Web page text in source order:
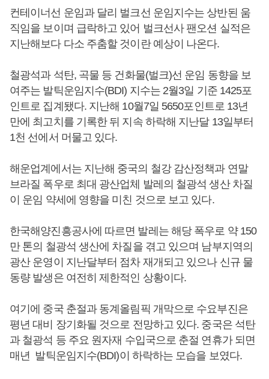
컨테이너선 운임과 달리 벌크선 운임지수는 상반된 움
직임을 보이며 급락하고 있어 벌크선사 팬오션 실적은
지난해보다 다소 주춤할 것이란 예상이 나온다.
철광석과 석탄, 곡물 등 건화물(벌크)선 운임 동향을 보
여주는 발틱운임지수(BDI) 지수는 2월3일 기준 1425포
인트로 집계됐다. 지난해 10월7일 5650포인트로 13년
만에 최고치를 기록한 뒤 지속 하락해 지난달 13일부터
1천 선에서 머물고 있다.
해운업계에서는 지난해 중국의 철강 감산정책과 연말
브라질 폭우로 최대 광산업체 발레의 철광석 생산 차질
이 운임 약세에 영향을 미친 것으로 보고 있다.
한국해양진흥공사에 따르면 발레는 해당 폭우로 약 150
만 톤의 철광석 생산에 차질을 겪고 있으며 남부지역의
광산 운영이 지난달부터 점차 재개되고 있으나 신규 물
동량 발생은 여전히 제한적인 상황이다.
여기에 중국 춘절과 동계올림픽 개막으로 수요부진은
평년 대비 장기화될 것으로 전망하고 있다. 중국은 석탄
과 철광석 등 주요 원자재 수입국으로 춘절 연휴가 되면
매년 발틱운임지수(BDI)이 하락하는 모습을 보였다.